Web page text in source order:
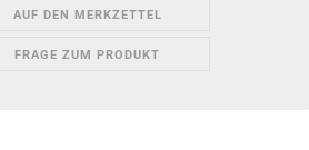
AUF DEN MERKZETTEL
FRAGE ZUM PRODUKT